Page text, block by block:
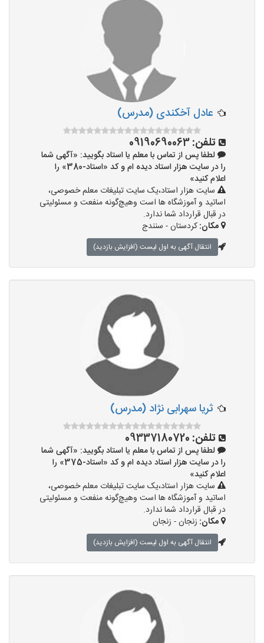
عادل آخکندی (مدرس)
تلفن:09190690063
لطفا پس از تماس با معلم یا استاد بگویید: «آگهی شما
را در سایت هزار استاد دیده ام و کد «استاد-380» را
اعلام کنید»
سایت هزار استاد،یک سایت تبلیغات معلم خصوصی،
اساتید و آموزشگاه ها است وهیچ‌گونه منفعت و مسئولیتی
در قبال قرارداد شما ندارد.
مکان:کردستان - سنندج
انتقال آگهی به اول لیست (افزایش بازدید)
ثریا سهرابی نژاد (مدرس)
تلفن: 09337180720
لطفا پس از تماس با معلم یا استاد بگویید: «آگهی شما
را در سایت هزار استاد دیده ام و کد «استاد-375» را
اعلام کنید»
سایت هزار استاد،یک سایت تبلیغات معلم خصوصی،
اساتید و آموزشگاه ها است وهیچ‌گونه منفعت و مسئولیتی
در قبال قرارداد شما ندارد.
مکان: زنجان - زنجان
انتقال آگهی به اول لیست (افزایش بازدید)